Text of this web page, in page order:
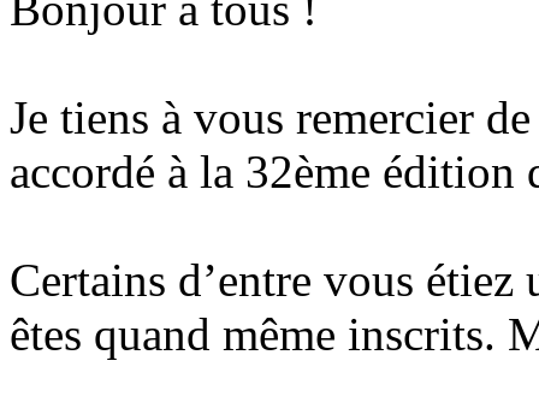
Je tiens à vous remercier
accordé à la 32ème édition
Certains d’entre vous
êtes quand même inscrits.